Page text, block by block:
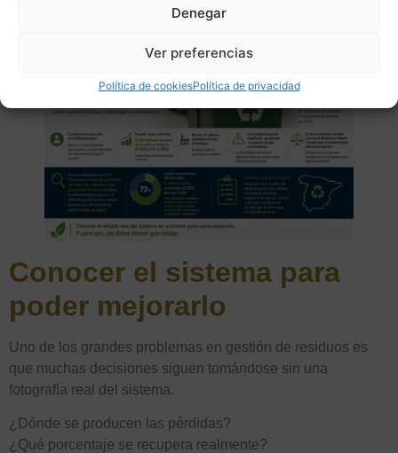
Denegar
Ver preferencias
Política de cookiesPolítica de privacidad
prima, el residuo, sigue llegando mal gestionada.
Conocer el sistema para
poder mejorarlo
Uno de los grandes problemas en gestión de residuos es
que muchas decisiones siguen tomándose sin una
fotografía real del sistema.
¿Dónde se producen las pérdidas?
¿Qué porcentaje se recupera realmente?